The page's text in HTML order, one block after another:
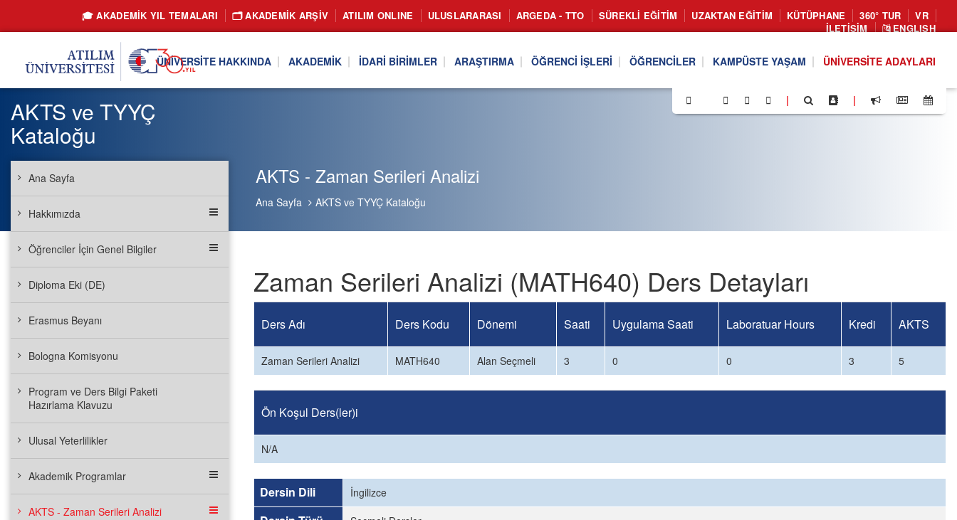
🎓 AKADEMİK YIL TEMALARI 🗂️ AKADEMIK ARŞIV ATILIM ONLINE ULUSLARARASI ARGEDA - TTO SÜREKLI EĞITIM UZAKTAN EĞITIM KÜTÜPHANE 360° TUR
VR
İLETIŞIM
ENGLISH
ÜNIVERSITE HAKKINDA AKADEMIK İDARI BIRIMLER ARAŞTIRMA ÖĞRENCI İŞLERI ÖĞRENCILER KAMPÜSTE YAŞAM ÜNIVERSITE ADAYLARI
| |
AKTS - Zaman Serileri Analizi
Ana Sayfa AKTS ve TYYÇ Kataloğu
AKTS ve TYYÇ
Kataloğu
Ana Sayfa
Hakkımızda
Öğrenciler İçin Genel Bilgiler
Diploma Eki (DE)
Erasmus Beyanı
Bologna Komisyonu
Program ve Ders Bilgi Paketi
Hazırlama Klavuzu
Ulusal Yeterlilikler
Akademik Programlar
AKTS - Zaman Serileri Analizi
Zaman Serileri Analizi (MATH640) Ders Detayları
Ders Adı Ders Kodu Dönemi Saati Uygulama Saati Laboratuar Hours Kredi AKTS
Zaman Serileri Analizi MATH640 Alan Seçmeli 3 0 0 3 5
Ön Koşul Ders(ler)i
N/A
Dersin Dili İngilizce